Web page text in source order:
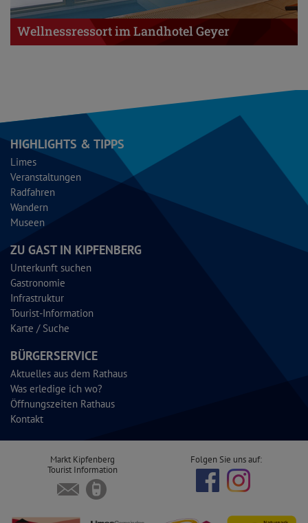
Wellnessressort im Landhotel Geyer
HIGHLIGHTS & TIPPS
Limes
Veranstaltungen
Radfahren
Wandern
Museen
ZU GAST IN KIPFENBERG
Unterkunft suchen
Gastronomie
Infrastruktur
Tourist-Information
Karte / Suche
BÜRGERSERVICE
Aktuelles aus dem Rathaus
Was erledige ich wo?
Öffnungszeiten Rathaus
Kontakt
Markt Kipfenberg
Tourist Information
Folgen Sie uns auf: